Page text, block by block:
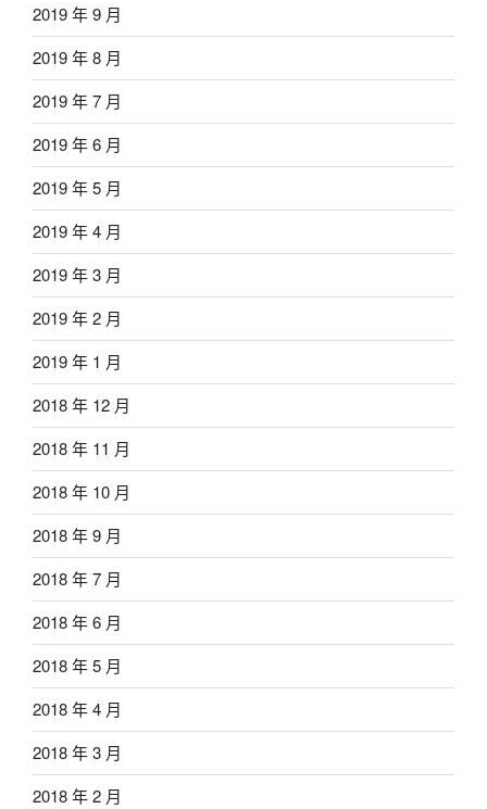
2019 年 9 月
2019 年 8 月
2019 年 7 月
2019 年 6 月
2019 年 5 月
2019 年 4 月
2019 年 3 月
2019 年 2 月
2019 年 1 月
2018 年 12 月
2018 年 11 月
2018 年 10 月
2018 年 9 月
2018 年 7 月
2018 年 6 月
2018 年 5 月
2018 年 4 月
2018 年 3 月
2018 年 2 月